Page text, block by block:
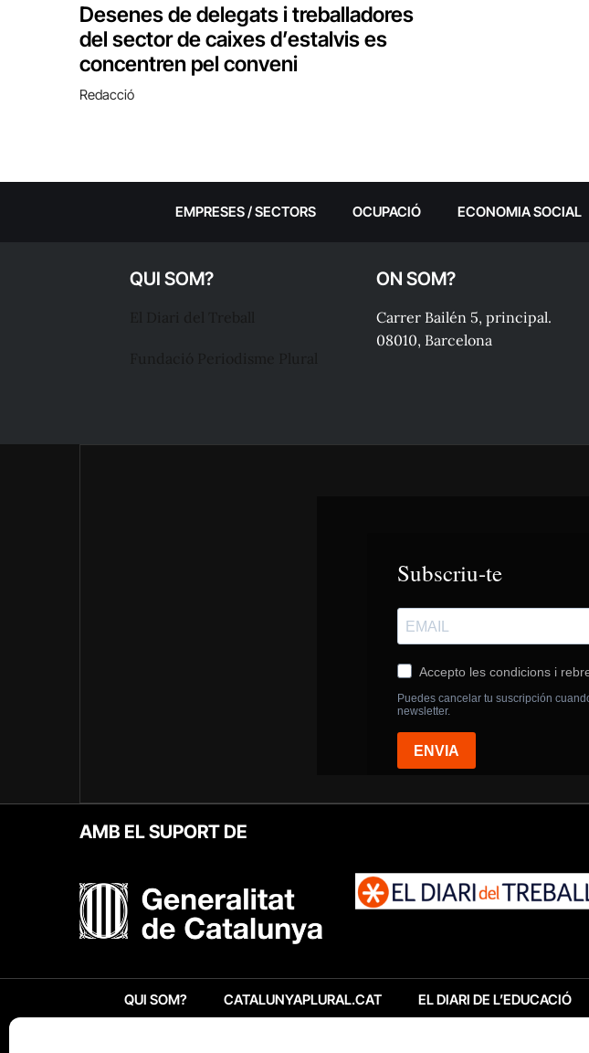
Desenes de delegats i treballadores
del sector de caixes d’estalvis es
concentren pel conveni
Redacció
EMPRESES / SECTORS OCUPACIÓ ECONOMIA SOCIAL
QUI SOM? ON SOM?
Carrer Bailén 5, principal.
08010, Barcelona
AMB EL SUPORT DE
QUI SOM? CATALUNYAPLURAL.CAT EL DIARI DE L’EDUCACIÓ